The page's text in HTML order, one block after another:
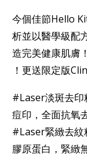
今個佳節Hello
析並以醫學級配
造完美健康肌膚
！更送限定版
#Laser淡斑去印
痘印，全面抗氧
#Laser緊緻去紋
膠原蛋白，緊緻